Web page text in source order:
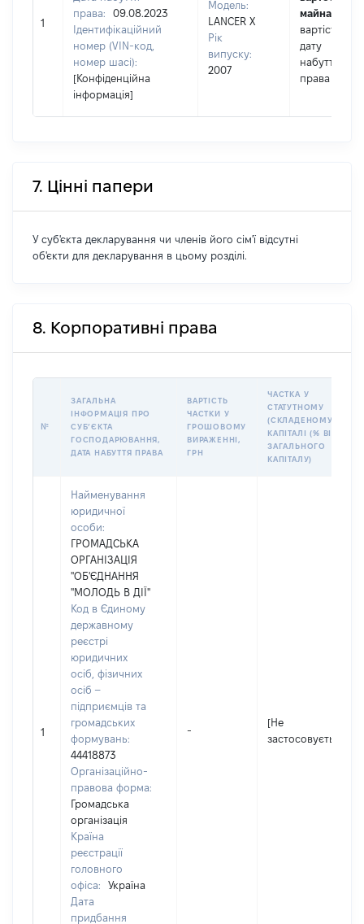
1
права:
09.08.2023
Ідентифікаційний
номер (VIN-код,
номер шасі):
[Конфіденційна
інформація]
Модель:
LANCER X
Рік
випуску:
2007
майна:
вартість на
дату
набуття
права
7. Цінні папери
У суб'єкта декларування чи членів його сім'ї відсутні
об'єкти для декларування в цьому розділі.
8. Корпоративні права
№
ЗАГАЛЬНА
ІНФОРМАЦІЯ ПРО
СУБʼЄКТА
ГОСПОДАРЮВАННЯ,
ДАТА НАБУТТЯ ПРАВА
ВАРТІСТЬ
ЧАСТКИ У
ГРОШОВОМУ
ВИРАЖЕННІ,
ГРН
ЧАСТКА У
СТАТУТНОМУ
(СКЛАДЕНОМУ)
КАПІТАЛІ (% ВІД
ЗАГАЛЬНОГО
КАПІТАЛУ)
1
Найменування
юридичної
особи:
ГРОМАДСЬКА
ОРГАНІЗАЦІЯ
"ОБ'ЄДНАННЯ
"МОЛОДЬ В ДІЇ"
Код в Єдиному
державному
реєстрі
юридичних
осіб, фізичних
осіб –
підприємців та
громадських
формувань:
44418873
Організаційно-
правова форма:
Громадська
організація
Країна
реєстрації
головного
офіса:
Україна
Дата
придбання
-
[Не
застосовується]